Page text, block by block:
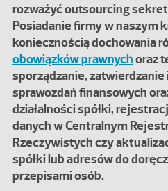
rozważyć outsourcing
Posiadanie firmy w naszym
koniecznością dochowania
obowiązków prawnychoraz
sporządzanie, zatwierdzanie
sprawozdań finansowych
działalności spółki,
danych w Centralnym
Rzeczywistych czy
spółki lub adresów do
przepisami osób.